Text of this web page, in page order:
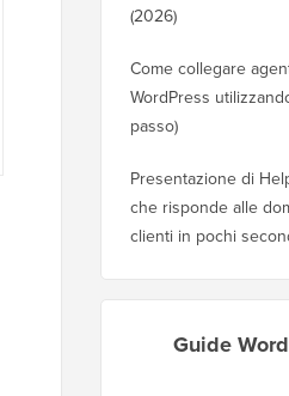
(2026)
Come collegare
WordPress
passo)
Presentazione di
che risponde alle
clienti in pochi
Guide